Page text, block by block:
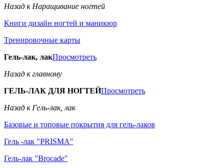
Назад к Наращивание ногтей
Книги дизайн ногтей и маникюр
Тренировочные карты
Гель-лак, лакПросмотреть
Назад к главному
ГЕЛЬ-ЛАК ДЛЯ НОГТЕЙПросмотреть
Назад к Гель-лак, лак
Базовые и топовые покрытия для гель-лаков
Гель -лак "PRISMA"
Гель-лак "Brocade"